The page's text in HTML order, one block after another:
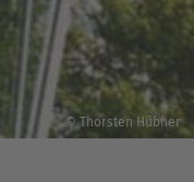
© Thorsten Hübner